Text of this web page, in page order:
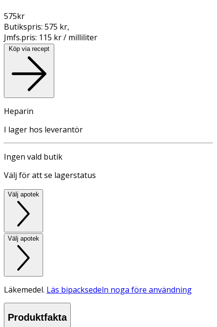
575kr
Butikspris: 575 kr,
Jmfs.pris: 115 kr / milliliter
Köp via recept
Heparin
I lager hos leverantör
Ingen vald butik
Välj för att se lagerstatus
Välj apotek
Välj apotek
Läkemedel. Läs bipacksedeln noga före användning
Produktfakta